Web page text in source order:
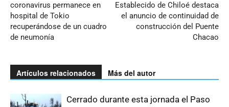
coronavirus permanece en
hospital de Tokio
recuperándose de un cuadro
de neumonía
Establecido de Chiloé destaca
el anuncio de continuidad de
construcción del Puente
Chacao
Artículos relacionados Más del autor
Cerrado durante esta jornada el Paso